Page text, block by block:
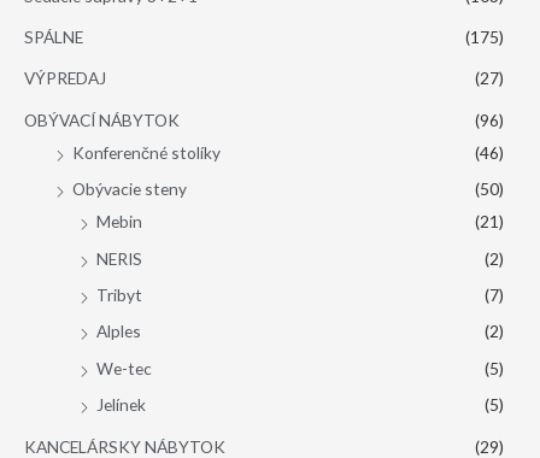
SPÁLNE (175)
VÝPREDAJ (27)
OBÝVACÍ NÁBYTOK
(96)
Konferenčné stolíky
(46)
Obývacie steny
(50)
Mebin
(21)
NERIS
(2)
Tribyt
(7)
Alples
(2)
We-tec
(5)
Jelínek
(5)
KANCELÁRSKY NÁBYTOK (29)